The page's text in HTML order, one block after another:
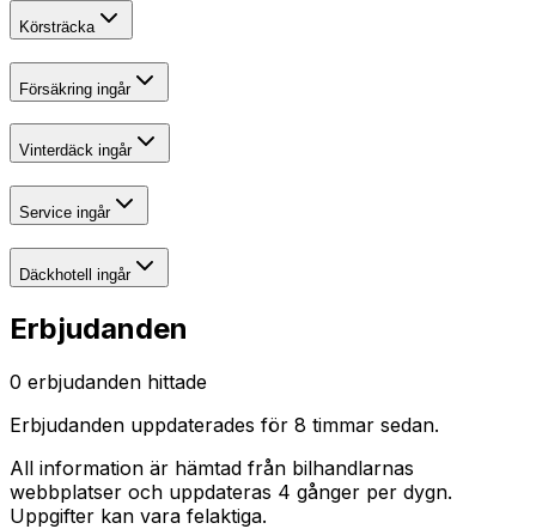
Körsträcka
Försäkring ingår
Vinterdäck ingår
Service ingår
Däckhotell ingår
Erbjudanden
0 erbjudanden hittade
Erbjudanden uppdaterades för 8 timmar sedan.
All information är hämtad från bilhandlarnas
webbplatser och uppdateras 4 gånger per dygn.
Uppgifter kan vara felaktiga.